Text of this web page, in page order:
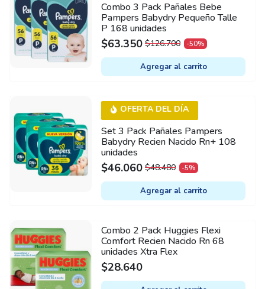
chosen
on
the
product
page
Combo 3 Pack Pañales Bebe
Pampers Babydry Pequeño Talle
P 168 unidades
$126.700
ORIGINAL
PRICE
WAS:
$63.350
CURRENT
PRICE
IS:
-50%
Agregar al carrito
Set 3 Pack Pañales Pampers
Babydry Recien Nacido Rn+ 108
unidades
OFERTA DEL DÍA
$48.480
ORIGINAL
PRICE
WAS:
$46.060
CURRENT
PRICE
IS:
-5%
Agregar al carrito
Combo 2 Pack Huggies Flexi
Comfort Recien Nacido Rn 68
unidades Xtra Flex
$28.640